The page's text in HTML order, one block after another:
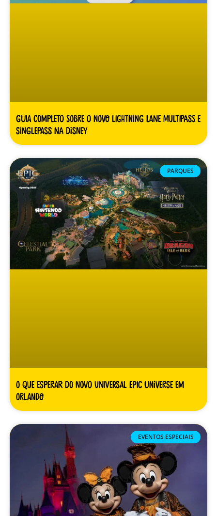
Guia Completo sobre o novo Lightning Lane Multipass e
Singlepass na Disney
PARQUES
O Que Esperar do Novo Universal Epic Universe em
Orlando
EVENTOS ESPECIAIS